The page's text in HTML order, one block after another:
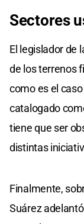
Sectores
El legislador de
de los terrenos
como es el
catalogado
tiene que ser
distintas
Finalmente,
Suárez